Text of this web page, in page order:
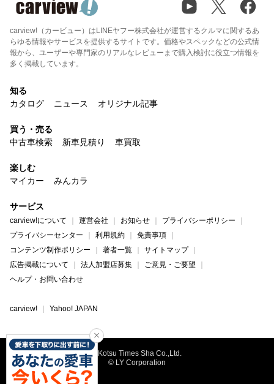
carview!（カービュー）はLINEヤフー株式会社が運営するクルマに関するあ
らゆる情報やサービスを提供するサイトです。価格やスペックなどの公式情
報から、ユーザーや専門家のリアルなレビューまで購入検討に役立つ情報を
多く掲載しています。
知る
カタログ
ニュース オリジナル記事
買う・売る
中古車検索
新車見積り 車買取
楽しむ
マイカー
みんカラ
サービス
carview!について 運営会社 お知らせ
プライバシーポリシー
プライバシーセンター
利用規約
免責事項
コンテンツ制作ポリシー
著者一覧
サイトマップ
広告掲載について
法人加盟店募集
ご意見・ご要望
ヘルプ・お問い合わせ
carview! Yahoo! JAPAN
©Kotsu Times Sha Co.,Ltd.
© LY Corporation